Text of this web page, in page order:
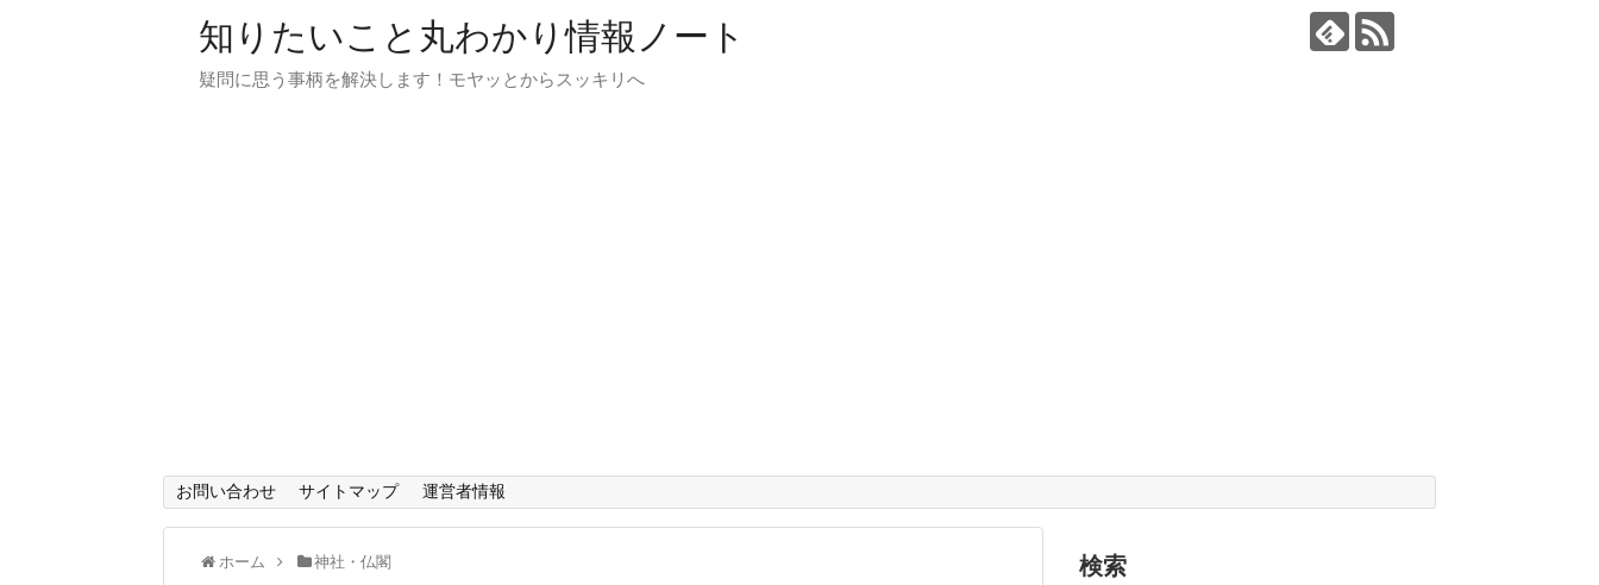
知りたいこと丸わかり情報ノート
疑問に思う事柄を解決します！モヤッとからスッキリへ
お問い合わせ サイトマップ 運営者情報
ホーム 神社・仏閣 検索